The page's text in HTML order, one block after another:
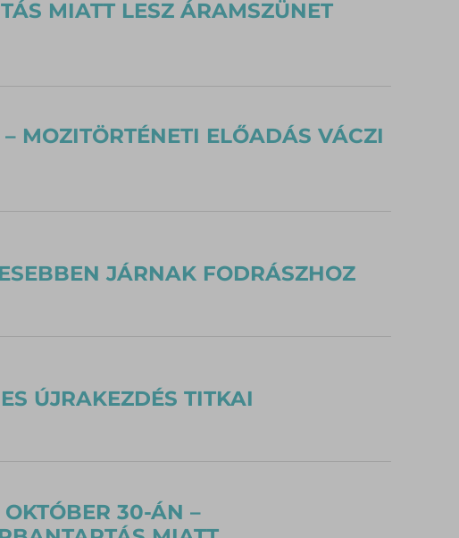
MIATT LESZ ÁRAMSZÜNET
MOZITÖRTÉNETI ELŐADÁS VÁCZI
JÁRNAK FODRÁSZHOZ
ÚJRAKEZDÉS TITKAI
30-ÁN –